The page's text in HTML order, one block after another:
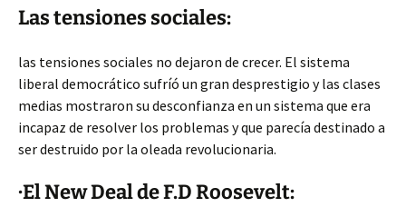
Las tensiones sociales:
las tensiones sociales no dejaron de crecer. El sistema
liberal democrático sufríó un gran desprestigio y las clases
medias mostraron su desconfianza en un sistema que era
incapaz de resolver los problemas y que parecía destinado a
ser destruido por la oleada revolucionaria.
·El New Deal de F.D Roosevelt: